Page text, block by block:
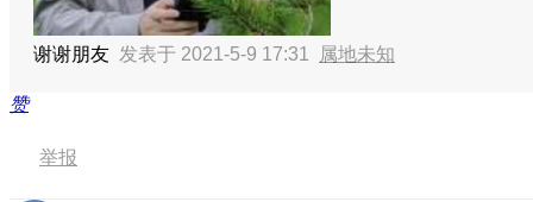
谢谢朋友 发表于 2021-5-9 17:31 属地未知
赞
举报